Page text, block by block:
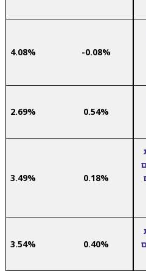
-0.08%
4.08%
0.54%
2.69%
0.18%
3.49%
0.40%
3.54%